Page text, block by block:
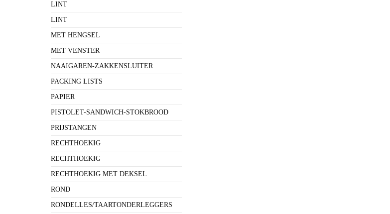
LINT
LINT
MET HENGSEL
MET VENSTER
NAAIGAREN-ZAKKENSLUITER
PACKING LISTS
PAPIER
PISTOLET-SANDWICH-STOKBROOD
PRIJSTANGEN
RECHTHOEKIG
RECHTHOEKIG
RECHTHOEKIG MET DEKSEL
ROND
RONDELLES/TAARTONDERLEGGERS